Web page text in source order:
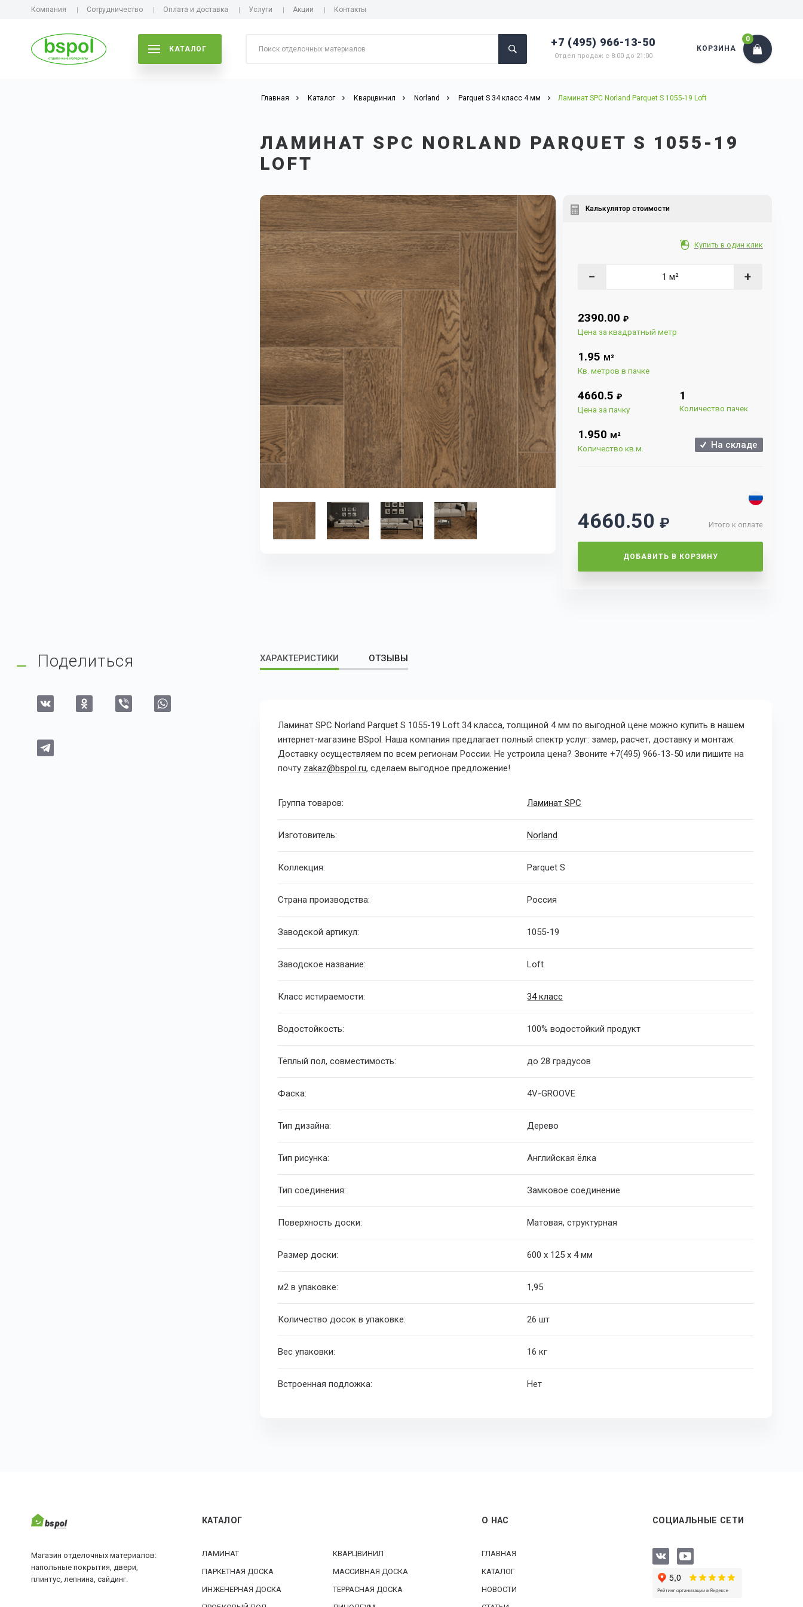
Компания Сотрудничество Оплата и доставка Услуги Акции Контакты
КАТАЛОГ
+7 (495) 966-13-50
Отдел продаж с 8:00 до 21:00
КОРЗИНА
0
Главная Каталог Кварцвинил Norland Parquet S 34 класс 4 мм Ламинат SPC Norland Parquet S 1055-19 Loft
ЛАМИНАТ SPC NORLAND PARQUET S 1055-19
LOFT
Калькулятор стоимости
Купить в один клик
− +
2390.00 ₽
Цена за квадратный метр
1.95 М²
Кв. метров в пачке
4660.5 ₽
Цена за пачку
1
Количество пачек
1.950 М²
Количество кв.м. На складе
Итого к оплате
4660.50 ₽
ДОБАВИТЬ В КОРЗИНУ
ХАРАКТЕРИСТИКИ ОТЗЫВЫ
Ламинат SPC Norland Parquet S 1055-19 Loft 34 класса, толщиной 4 мм по выгодной цене можно купить в нашем
интернет-магазине BSpol. Наша компания предлагает полный спектр услуг: замер, расчет, доставку и монтаж.
Доставку осуществляем по всем регионам России. Не устроила цена? Звоните +7(495) 966-13-50 или пишите на
почту zakaz@bspol.ru, сделаем выгодное предложение!
Группа товаров: Ламинат SPC
Изготовитель: Norland
Коллекция: Parquet S
Страна производства: Россия
Заводской артикул: 1055-19
Заводское название: Loft
Класс истираемости: 34 класс
Водостойкость: 100% водостойкий продукт
Тёплый пол, совместимость: до 28 градусов
Фаска: 4V-GROOVE
Тип дизайна: Дерево
Тип рисунка: Английская ёлка
Тип соединения: Замковое соединение
Поверхность доски: Матовая, структурная
Размер доски: 600 х 125 х 4 мм
м2 в упаковке: 1,95
Количество досок в упаковке: 26 шт
Вес упаковки: 16 кг
Встроенная подложка: Нет
Поделиться
Магазин отделочных материалов:
напольные покрытия, двери,
плинтус, лепнина, сайдинг.
КАТАЛОГ
ЛАМИНАТ
КВАРЦВИНИЛ
ПАРКЕТНАЯ ДОСКА
МАССИВНАЯ ДОСКА
ИНЖЕНЕРНАЯ ДОСКА
ТЕРРАСНАЯ ДОСКА
О НАС
ГЛАВНАЯ
КАТАЛОГ
НОВОСТИ
СОЦИАЛЬНЫЕ СЕТИ